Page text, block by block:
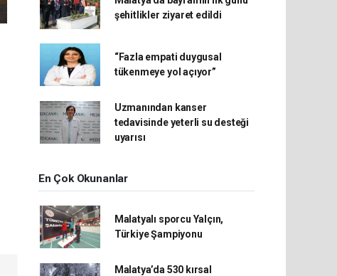
şehitlikler ziyaret edildi
“Fazla empati duygusal
tükenmeye yol açıyor”
Uzmanından kanser
tedavisinde yeterli su desteği
uyarısı
En Çok Okunanlar
Malatyalı sporcu Yalçın,
Türkiye Şampiyonu
Malatya’da 530 kırsal